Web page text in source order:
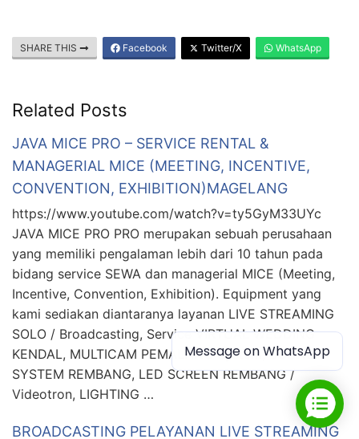
SHARE THIS Facebook Twitter/X WhatsApp
Related Posts
JAVA MICE PRO – SERVICE RENTAL &
MANAGERIAL MICE (MEETING, INCENTIVE,
CONVENTION, EXHIBITION)MAGELANG
https://www.youtube.com/watch?v=ty5GyM33UYc
JAVA MICE PRO PRO merupakan sebuah perusahaan
yang memiliki pengalaman lebih dari 10 tahun pada
bidang service SEWA dan managerial MICE (Meeting,
Incentive, Convention, Exhibition). Equipment yang
kami sediakan diantaranya layanan LIVE STREAMING
SOLO / Broadcasting, Service VIRTUAL WEDDING
KENDAL, MULTICAM PEMALANG System, SOUND
SYSTEM REMBANG, LED SCREEN REMBANG /
Videotron, LIGHTING …
BROADCASTING PELAYANAN LIVE STREAMING
Message on WhatsApp